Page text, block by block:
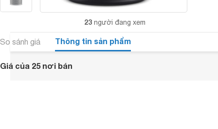
23 người đang xem
So sánh giá Thông tin sản phẩm
Giá của 25 nơi bán